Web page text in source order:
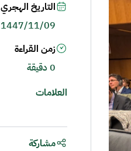
التاريخ الهجري
1447/11/09
زمن القراءة
0 دقيقة
العلامات
مشاركة